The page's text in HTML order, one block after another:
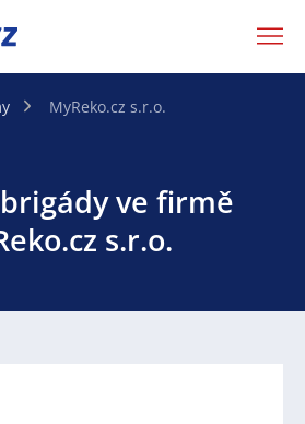
MyReko.cz s.r.o.
ve firmě
s.r.o.